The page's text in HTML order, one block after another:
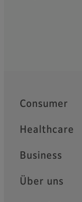
Footer
Quick Links
Consumer
Healthcare
Business
Über uns